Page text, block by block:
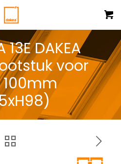
13E DAKEA
voor